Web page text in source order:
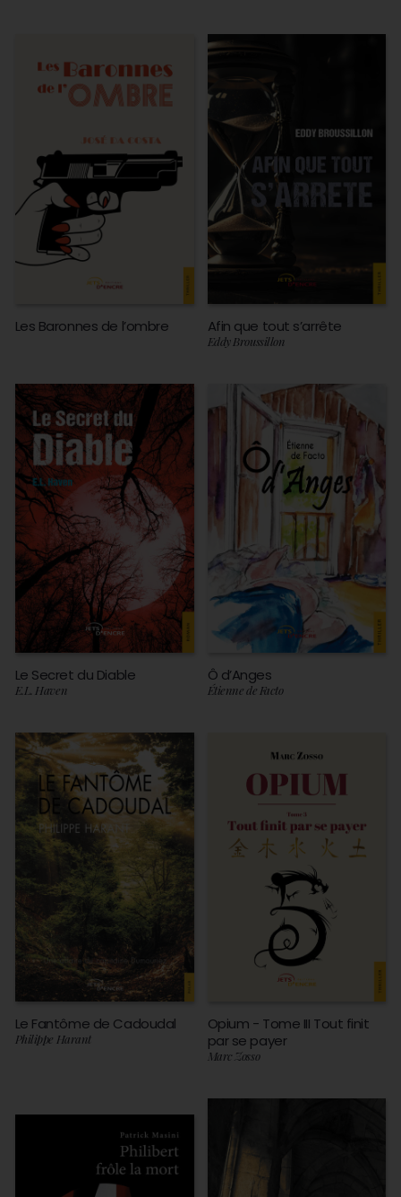
Les Baronnes de l’ombre Afin que tout s’arrête
Eddy Broussillon
Le Secret du Diable
E.L. Haven
Ô d’Anges
Étienne de Facto
Le Fantôme de Cadoudal
Philippe Harant
Opium - Tome III Tout finit
par se payer
Marc Zosso